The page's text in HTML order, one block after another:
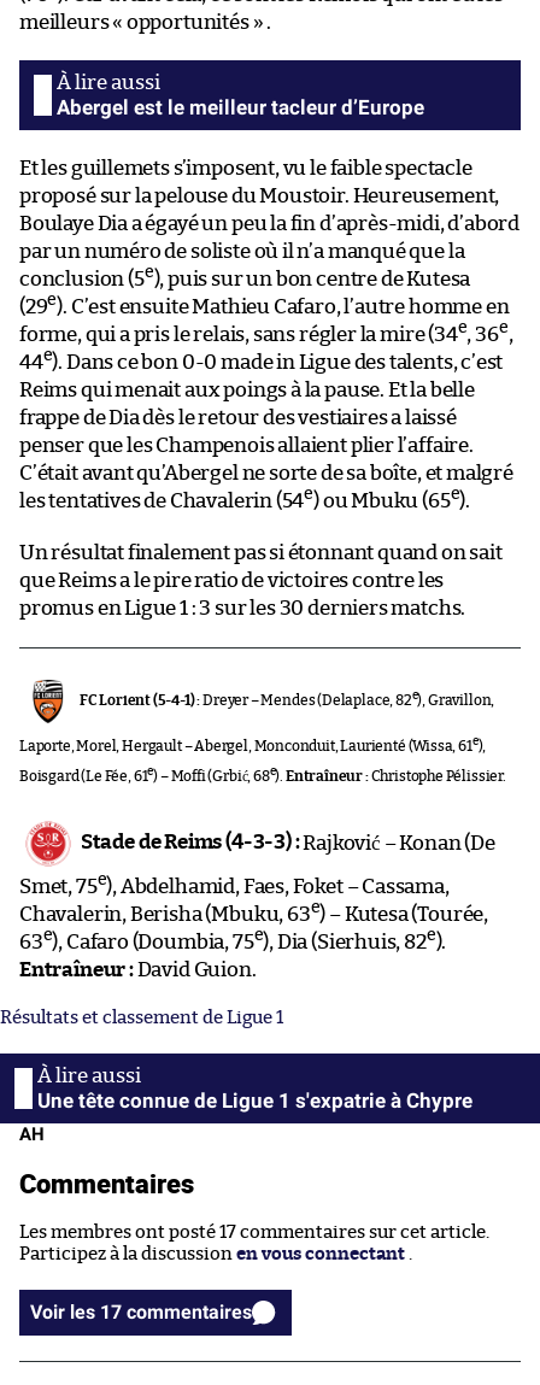
meilleurs « opportunités » .
Abergel est le meilleur tacleur d’Europe
Et les guillemets s’imposent, vu le faible spectacle
proposé sur la pelouse du Moustoir. Heureusement,
Boulaye Dia a égayé un peu la fin d’après-midi, d’abord
par un numéro de soliste où il n’a manqué que la
conclusion (5e), puis sur un bon centre de Kutesa
(29e). C’est ensuite Mathieu Cafaro, l’autre homme en
forme, qui a pris le relais, sans régler la mire (34e, 36e,
44e). Dans ce bon 0-0 made in Ligue des talents, c’est
Reims qui menait aux poings à la pause. Et la belle
frappe de Dia dès le retour des vestiaires a laissé
penser que les Champenois allaient plier l’affaire.
C’était avant qu’Abergel ne sorte de sa boîte, et malgré
les tentatives de Chavalerin (54e) ou Mbuku (65e).
Un résultat finalement pas si étonnant quand on sait
que Reims a le pire ratio de victoires contre les
promus en Ligue 1 : 3 sur les 30 derniers matchs.
FC Lorient (5-4-1) :Dreyer – Mendes (Delaplace, 82e), Gravillon,
Laporte, Morel, Hergault – Abergel, Monconduit, Laurienté (Wissa, 61e),
Boisgard (Le Fée, 61e) – Moffi (Grbić, 68e). Entraîneur :Christophe Pélissier.
Stade de Reims (4-3-3) :Rajković – Konan (De
Smet, 75e), Abdelhamid, Faes, Foket – Cassama,
Chavalerin, Berisha (Mbuku, 63e) – Kutesa (Tourée,
63e), Cafaro (Doumbia, 75e), Dia (Sierhuis, 82e).
Entraîneur :David Guion.
Résultats et classement de Ligue 1
Une tête connue de Ligue 1 s'expatrie à Chypre
AH
Commentaires
Les membres ont posté 17 commentaires sur cet article.
Participez à la discussion en vous connectant
Voir les 17 commentaires